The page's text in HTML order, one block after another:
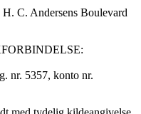
C. Andersens Boulevard
nr. 5357, konto nr.